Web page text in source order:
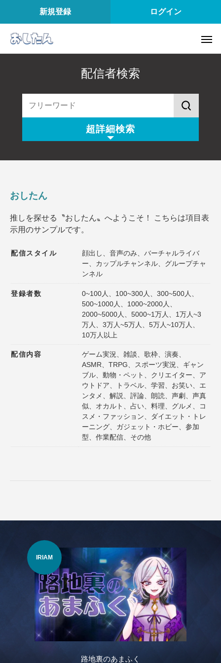
新規登録 ログイン
配信者検索
超詳細検索
登録者数
性別 年齢
髪型
ファッション
その他の特徴１ その他の特徴２
選択内容をリセット
おしたん
推しを探せる〝おしたん〟へようこそ！ こちらは項目表
示用のサンプルです。
配信スタイル
顔出し、音声のみ、バーチャルライバ
ー、カップルチャンネル、グループチャ
ンネル
登録者数
0~100人、100~300人、300~500人、
500~1000人、1000~2000人、
2000~5000人、5000~1万人、1万人~3
万人、3万人~5万人、5万人~10万人、
10万人以上
配信内容
ゲーム実況、雑談、歌枠、演奏、
ASMR、TRPG、スポーツ実況、ギャン
ブル、動物・ペット、クリエイター、ア
ウトドア、トラベル、学習、お笑い、エ
ンタメ、解説、評論、朗読、声劇、声真
似、オカルト、占い、料理、グルメ、コ
スメ・ファッション、ダイエット・トレ
ーニング、ガジェット・ホビー、参加
型、作業配信、その他
IRIAM
路地裏のあまふく